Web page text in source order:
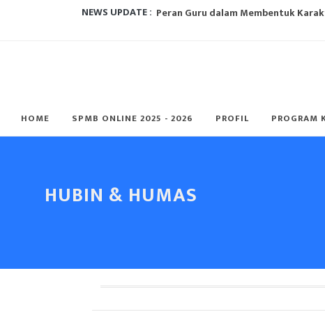
NEWS UPDATE : Peran Guru dalam Membentuk
5 Alasan Paskibra Jadi Ekskul Paling
SMK Perbankan Nasional Rayakan
HOME SPMB ONLINE 2025 - 2026 PROFIL PROGRAM
HUBIN & HUMAS